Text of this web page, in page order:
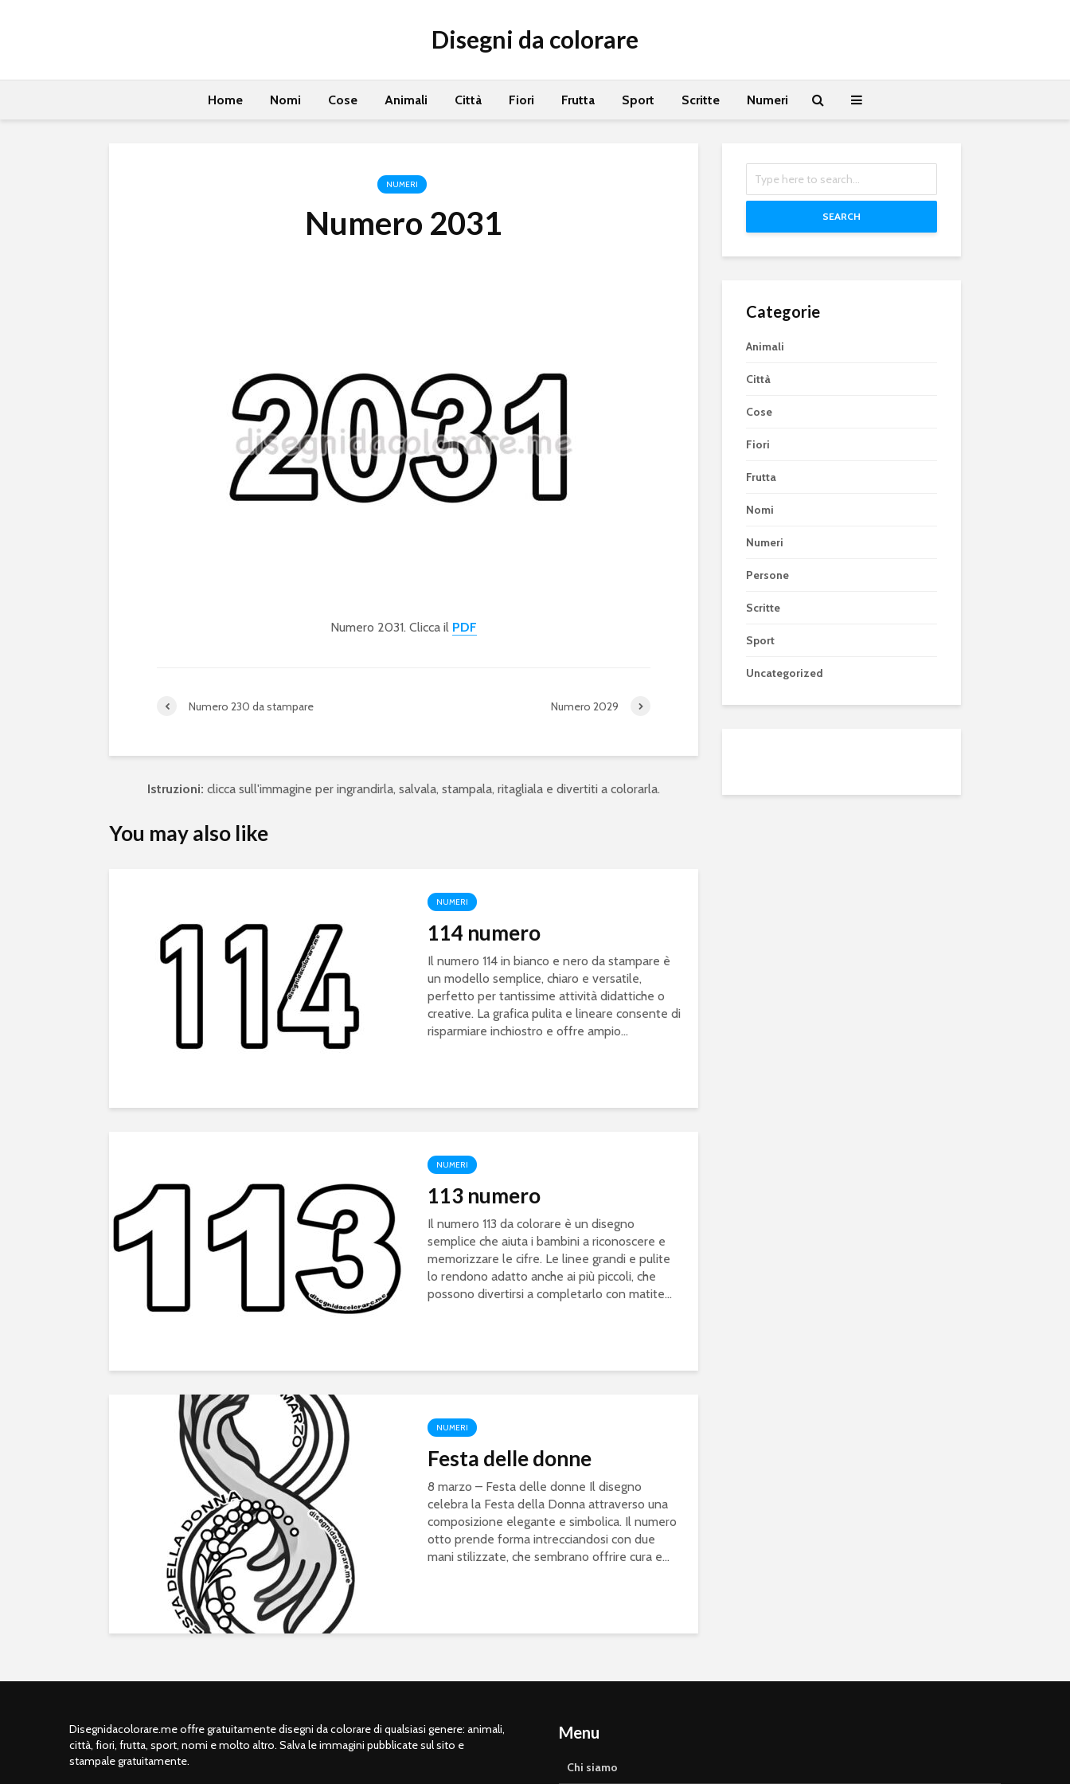
Disegni da colorare
Home Nomi Cose Animali Città Fiori Frutta Sport Scritte Numeri
NUMERI
Numero 2031
Numero 2031. Clicca il PDF
Numero 230 da stampare Numero 2029
Istruzioni: clicca sull'immagine per ingrandirla, salvala, stampala, ritagliala e divertiti a colorarla.
You may also like
NUMERI
114 numero
Il numero 114 in bianco e nero da stampare è
un modello semplice, chiaro e versatile,
perfetto per tantissime attività didattiche o
creative. La grafica pulita e lineare consente di
risparmiare inchiostro e offre ampio...
NUMERI
113 numero
Il numero 113 da colorare è un disegno
semplice che aiuta i bambini a riconoscere e
memorizzare le cifre. Le linee grandi e pulite
lo rendono adatto anche ai più piccoli, che
possono divertirsi a completarlo con matite...
NUMERI
Festa delle donne
8 marzo – Festa delle donne Il disegno
celebra la Festa della Donna attraverso una
composizione elegante e simbolica. Il numero
otto prende forma intrecciandosi con due
mani stilizzate, che sembrano offrire cura e...
SEARCH
Categorie
Animali
Città
Cose
Fiori
Frutta
Nomi
Numeri
Persone
Scritte
Sport
Uncategorized
Disegnidacolorare.me offre gratuitamente disegni da colorare di qualsiasi genere: animali,
città, fiori, frutta, sport, nomi e molto altro. Salva le immagini pubblicate sul sito e
stampale gratuitamente.
Menu
Chi siamo